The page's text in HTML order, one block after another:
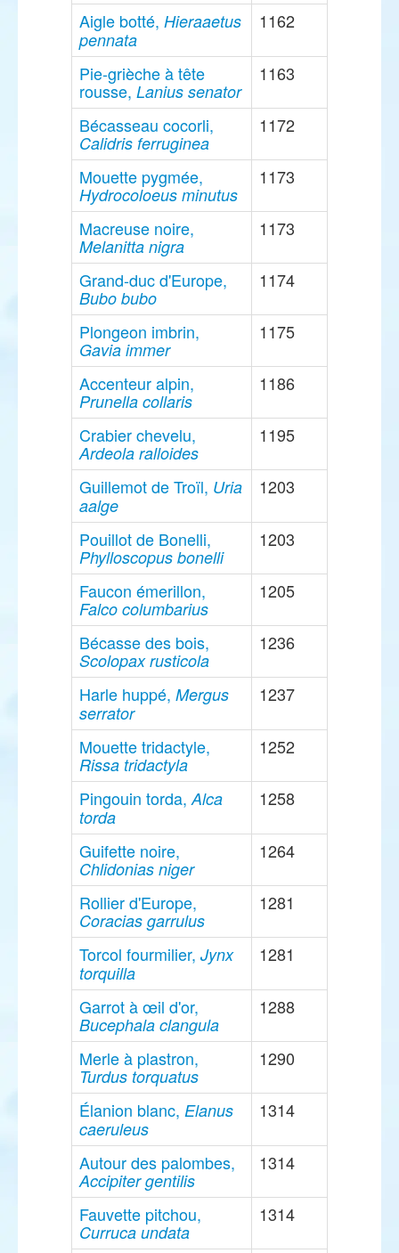
Aigle botté, Hieraaetus
pennata
1162
Pie-grièche à tête
rousse, Lanius senator
1163
Bécasseau cocorli,
Calidris ferruginea
1172
Mouette pygmée,
Hydrocoloeus minutus
1173
Macreuse noire,
Melanitta nigra
1173
Grand-duc d'Europe,
Bubo bubo
1174
Plongeon imbrin,
Gavia immer
1175
Accenteur alpin,
Prunella collaris
1186
Crabier chevelu,
Ardeola ralloides
1195
Guillemot de Troïl, Uria
aalge
1203
Pouillot de Bonelli,
Phylloscopus bonelli
1203
Faucon émerillon,
Falco columbarius
1205
Bécasse des bois,
Scolopax rusticola
1236
Harle huppé, Mergus
serrator
1237
Mouette tridactyle,
Rissa tridactyla
1252
Pingouin torda,Alca
torda
1258
Guifette noire,
Chlidonias niger
1264
Rollier d'Europe,
Coracias garrulus
1281
Torcol fourmilier, Jynx
torquilla
1281
Garrot à œil d'or,
Bucephala clangula
1288
Merle à plastron,
Turdus torquatus
1290
Élanion blanc, Elanus
caeruleus
1314
Autour des palombes,
Accipiter gentilis
1314
Fauvette pitchou,
Curruca undata
1314